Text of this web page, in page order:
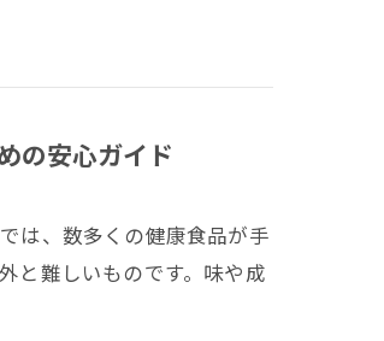
の安心ガイド
は、数多くの健康食品が手
と難しいものです。味や成